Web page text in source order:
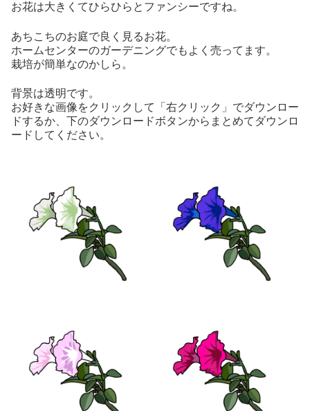
お花は大きくてひらひらとファンシーですね。
あちこちのお庭で良く見るお花。
ホームセンターのガーデニングでもよく売ってます。
栽培が簡単なのかしら。
背景は透明です。
お好きな画像をクリックして「右クリック」でダウンロー
ドするか、下のダウンロードボタンからまとめてダウンロ
ードしてください。